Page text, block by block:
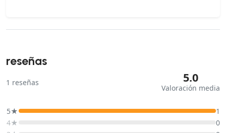
reseñas
1 reseñas 5.0
Valoración media
5★
1
4★
0